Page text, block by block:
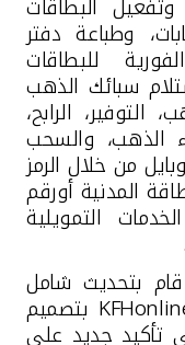
وطباعة دفتر
للبطاقات
سبائك الذهب
التوفير، الرابح،
الذهب، والسحب
من خلال الرمز
المدنية أورقم
التمويلية
بتحديث شامل
بتصميم
تأكيد جديد على